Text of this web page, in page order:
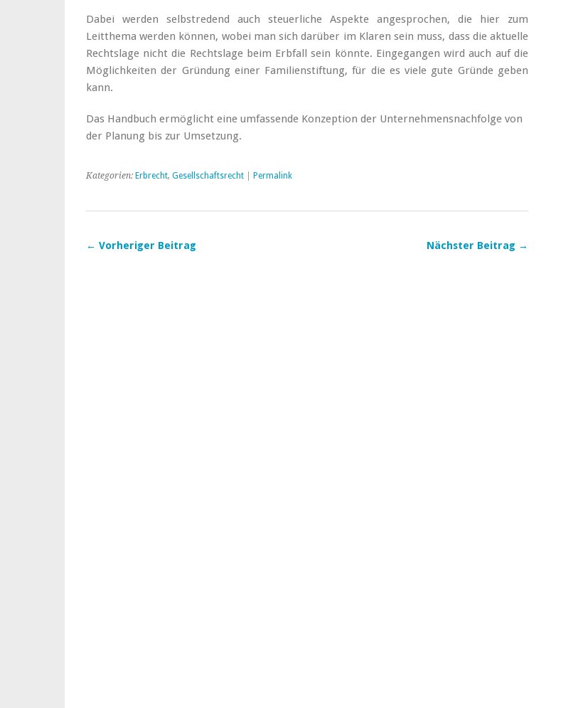
Dabei werden selbstredend auch steuerliche Aspekte angesprochen, die hier zum
Leitthema werden können, wobei man sich darüber im Klaren sein muss, dass die aktuelle
Rechtslage nicht die Rechtslage beim Erbfall sein könnte. Eingegangen wird auch auf die
Möglichkeiten der Gründung einer Familienstiftung, für die es viele gute Gründe geben
kann.
Das Handbuch ermöglicht eine umfassende Konzeption der Unternehmensnachfolge von
der Planung bis zur Umsetzung.
Kategorien: Erbrecht, Gesellschaftsrecht Permalink
← Vorheriger Beitrag Nächster Beitrag →